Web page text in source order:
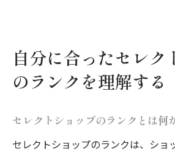
自分に合ったセレク
のランクを理解する
セレクトショップのランクとは何
セレクトショップのランクは、ショ